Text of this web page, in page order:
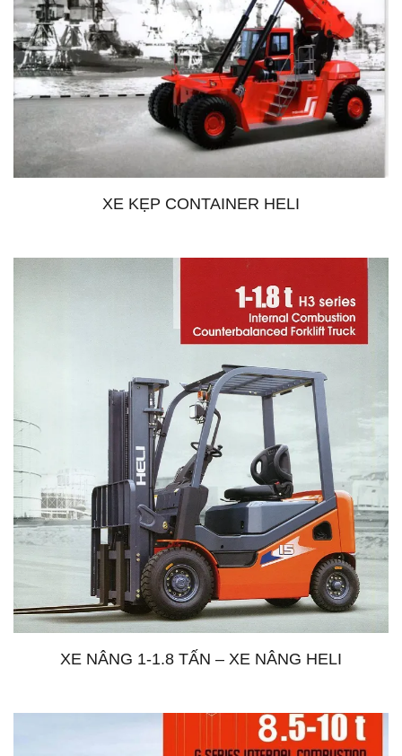
XE KẸP CONTAINER HELI
XE NÂNG 1-1.8 TẤN – XE NÂNG HELI